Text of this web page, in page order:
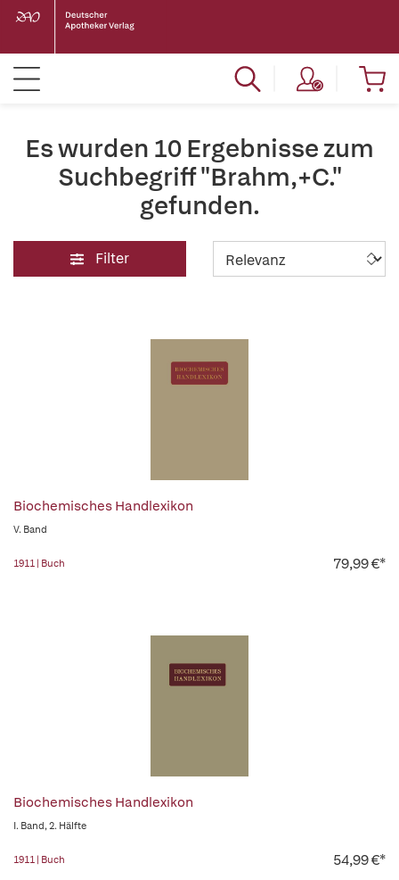
Es wurden 10 Ergebnisse zum
Suchbegriff "Brahm,+C."
gefunden.
Filter
Biochemisches Handlexikon
V. Band
1911 | Buch 79,99 €*
Biochemisches Handlexikon
I. Band, 2. Hälfte
1911 | Buch 54,99 €*